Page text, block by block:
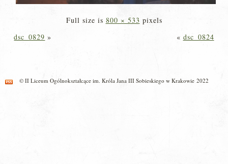
Full size is 800 × 533 pixels
dsc_0829 » « dsc_0824
© II Liceum Ogólnokształcące im. Króla Jana III Sobieskiego w Krakowie 2022